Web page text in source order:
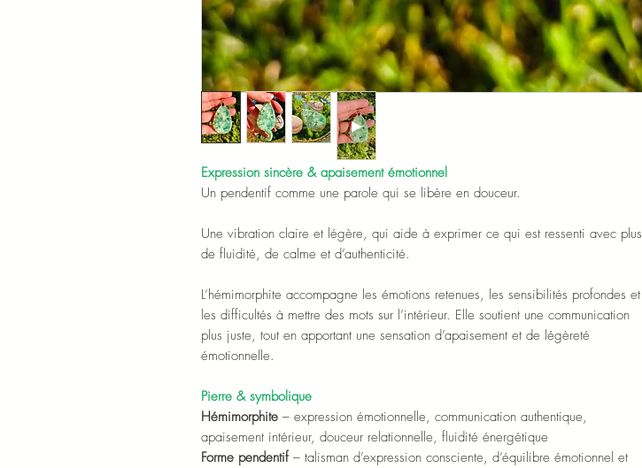
Expression sincère & apaisement émotionnel
Un pendentif comme une parole qui se libère en douceur.
Une vibration claire et légère, qui aide à exprimer ce qui est ressenti avec plus
de fluidité, de calme et d’authenticité.
L’hémimorphite accompagne les émotions retenues, les sensibilités profondes et
les difficultés à mettre des mots sur l’intérieur. Elle soutient une communication
plus juste, tout en apportant une sensation d’apaisement et de légèreté
émotionnelle.
Pierre & symbolique
Hémimorphite – expression émotionnelle, communication authentique,
apaisement intérieur, douceur relationnelle, fluidité énergétique
Forme pendentif– talisman d’expression consciente, d’équilibre émotionnel et